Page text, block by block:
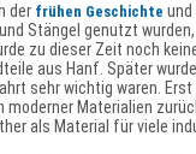
der frühen Geschichte und
Stängel genutzt
zu dieser Zeit noch
aus Hanf. Später
sehr wichtig waren. Erst
moderner Materialien
als Material für viele